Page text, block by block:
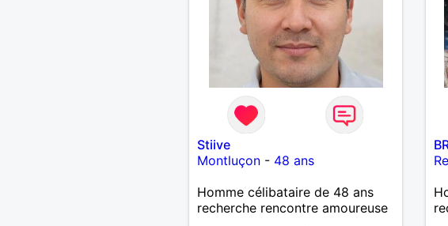
Stiive
Montluçon- 48 ans
Homme célibataire de 48 ans
recherche rencontre amoureuse